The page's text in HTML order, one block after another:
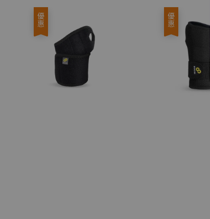
優惠 優惠